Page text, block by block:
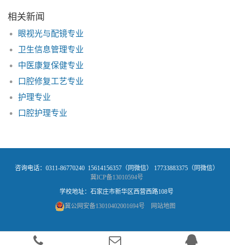
相关新闻
眼视光与配镜专业
卫生信息管理专业
中医康复保健专业
口腔修复工艺专业
护理专业
口腔护理专业
咨询电话：0311-86770240 15614156357（同微信） 17733883375（同微信）
冀ICP备13010594号
学校地址：石家庄市新华区西营西路108号
冀公网安备13010402001694号
网站地图